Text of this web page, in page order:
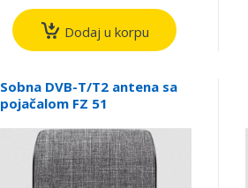
Dodaj u korpu
Sobna DVB-T/T2 antena sa
pojačalom FZ 51